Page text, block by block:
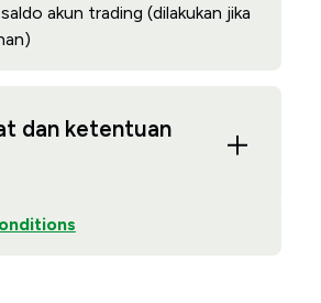
akun trading (dilakukan jika
dan ketentuan